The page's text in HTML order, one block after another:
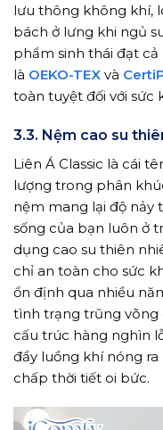
lưu thông không khí,
bách ở lưng khi ngủ
phẩm sinh thái đạt
là OEKO-TEX và
toàn tuyệt đối với sức
3.3. Nệm cao su
Liên Á Classic là cái
lượng trong phân
nệm mang lại độ nảy
sống của bạn luôn ở
dụng cao su thiên
chỉ an toàn cho sức
ổn định qua nhiều
tình trạng trũng võng
cấu trúc hàng nghìn
đẩy luồng khí nóng
chấp thời tiết oi bức.